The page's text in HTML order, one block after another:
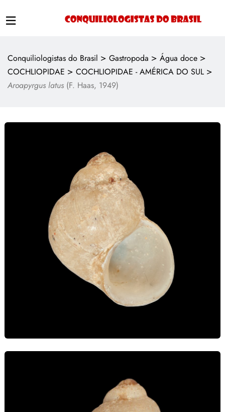
Conquiliologistas do Brasil > Gastropoda > Água doce >
COCHLIOPIDAE > COCHLIOPIDAE - AMÉRICA DO SUL >
Aroapyrgus latus (F. Haas, 1949)